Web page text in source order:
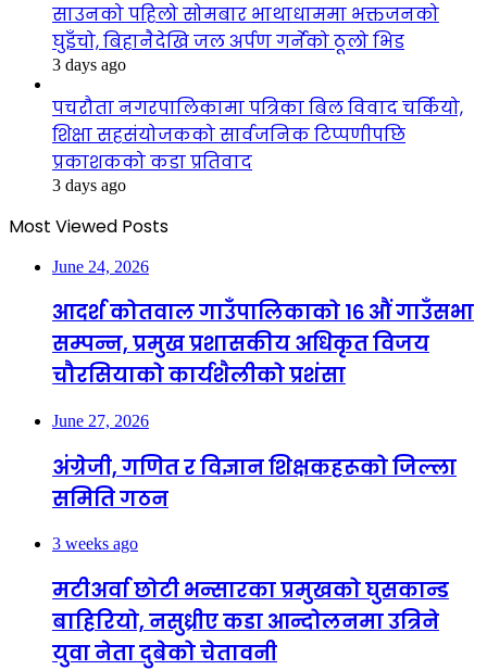
साउनको पहिलो सोमबार भाथाधाममा भक्तजनको
घुइँचो, बिहानैदेखि जल अर्पण गर्नेको ठूलो भिड
3 days ago
पचरौता नगरपालिकामा पत्रिका बिल विवाद चर्कियो,
शिक्षा सहसंयोजकको सार्वजनिक टिप्पणीपछि
प्रकाशकको कडा प्रतिवाद
3 days ago
Most Viewed Posts
June 24, 2026
आदर्श कोतवाल गाउँपालिकाको १६ औं गाउँसभा
सम्पन्न, प्रमुख प्रशासकीय अधिकृत विजय
चौरसियाको कार्यशैलीको प्रशंसा
June 27, 2026
अंग्रेजी, गणित र विज्ञान शिक्षकहरूको जिल्ला
समिति गठन
3 weeks ago
मटीअर्वा छोटी भन्सारका प्रमुखको घुसकान्ड
बाहिरियो, नसुध्रीए कडा आन्दोलनमा उत्रिने
युवा नेता दुबेको चेतावनी